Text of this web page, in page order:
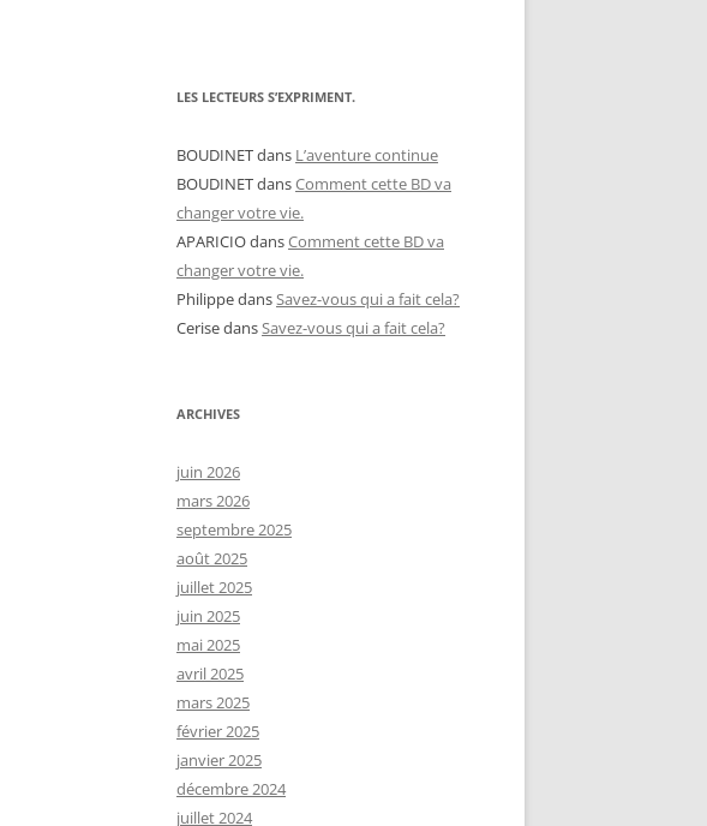
LES LECTEURS S’EXPRIMENT.
BOUDINETdans L’aventure continue
BOUDINETdansComment cette BD va
changer votre vie.
APARICIOdansComment cette BD va
changer votre vie.
PhilippedansSavez-vous qui a fait cela?
CerisedansSavez-vous qui a fait cela?
ARCHIVES
juin 2026
mars 2026
septembre 2025
août 2025
juillet 2025
juin 2025
mai 2025
avril 2025
mars 2025
février 2025
janvier 2025
décembre 2024
juillet 2024